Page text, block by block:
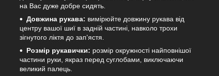
на Вас дуже добре сидять.
Довжина рукава: вимірюйте довжину рукава від
центру вашої шиї в задній частині, навколо трохи
зігнутого ліктя до зап'ястя.
Розмір рукавички: розмір окружності найповнішої
частини руки, якраз перед суглобами, виключаючи
великий палець.